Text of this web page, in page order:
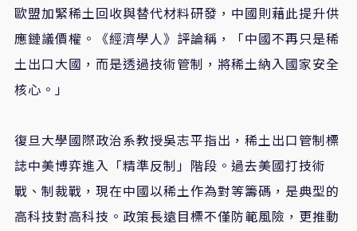
歐盟加緊稀土回收與替代材料研發，中國則藉此提升供
應鏈議價權。《經濟學人》評論稱，「中國不再只是稀
土出口大國，而是透過技術管制，將稀土納入國家安全
核心。」
復旦大學國際政治系教授吳志平指出，稀土出口管制標
誌中美博弈進入「精準反制」階段。過去美國打技術
戰、制裁戰，現在中國以稀土作為對等籌碼，是典型的
高科技對高科技。政策長遠目標不僅防範風險，更推動